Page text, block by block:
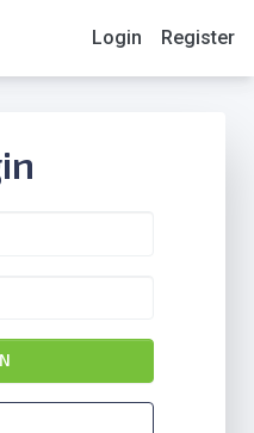
Login Register